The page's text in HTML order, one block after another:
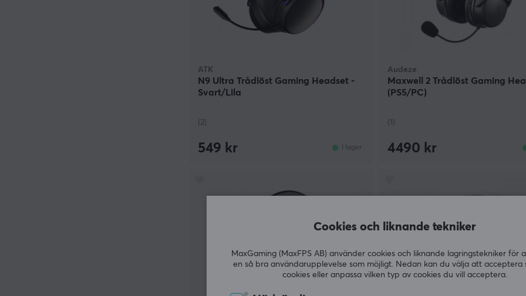
ATK
N9 Ultra Trådlöst Gaming Headset -
Svart/Lila
(2)
549 kr I lager
Audeze
Maxwell 2 Trådlöst Gaming
(PS5/PC)
(1)
4490 kr
Cookies och liknande tekniker
MaxGaming (MaxFPS AB) använder cookies och liknande lagringstekniker för
en så bra användarupplevelse som möjligt. Nedan kan du välja att acceptera
cookies eller anpassa vilken typ av cookies du vill acceptera.